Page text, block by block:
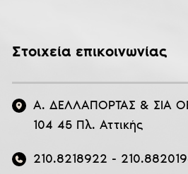
Στοιχεία επικοινωνίας
Α. ΔΕΛΛΑΠΟΡΤΑΣ & ΣΙΑ
104 45 Πλ. Αττικής
210.8218922 -